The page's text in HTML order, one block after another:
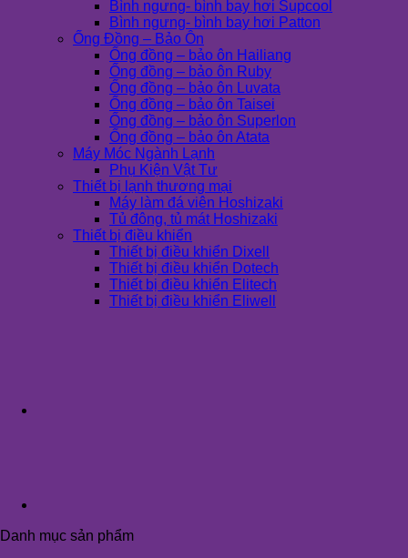
Bình ngưng- bình bay hơi Supcool
Bình ngưng- bình bay hơi Patton
Ống Đồng – Bảo Ôn
Ống đồng – bảo ôn Hailiang
Ống đồng – bảo ôn Ruby
Ống đồng – bảo ôn Luvata
Ống đồng – bảo ôn Taisei
Ống đồng – bảo ôn Superlon
Ống đồng – bảo ôn Atata
Máy Móc Ngành Lạnh
Phụ Kiện Vật Tư
Thiết bị lạnh thương mại
Máy làm đá viên Hoshizaki
Tủ đông, tủ mát Hoshizaki
Thiết bị điều khiển
Thiết bị điều khiển Dixell
Thiết bị điều khiển Dotech
Thiết bị điều khiển Elitech
Thiết bị điều khiển Eliwell
Danh mục sản phẩm